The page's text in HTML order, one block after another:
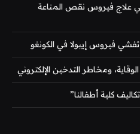
علاج فيروس نقص المناعة
ومخاطر التدخين الإلكتروني